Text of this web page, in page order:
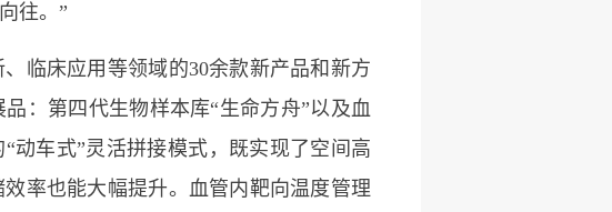
往。”
床应用等领域的30余款新产品和新方
：第四代生物样本库“生命方舟”以及血
动车式”灵活拼接模式，既实现了空间高
率也能大幅提升。血管内靶向温度管理